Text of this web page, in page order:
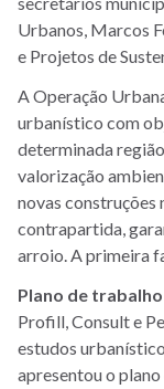
Urbanos, Marcos
e Projetos de
A Operação
urbanístico com
determinada
valorização
novas construções
contrapartida,
arroio. A primeira
Plano de trabalho
Profill, Consult e
estudos
apresentou o